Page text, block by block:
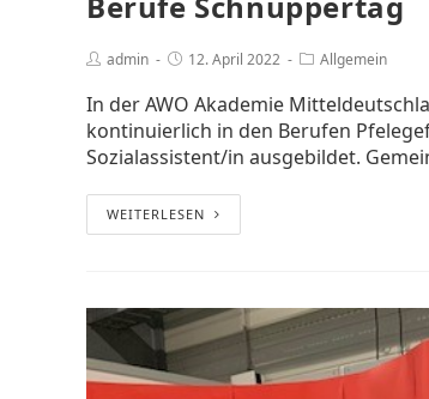
admin 12. April 2022 Allgemein
In der AWO Akademie
kontinuierlich in den Berufen
Sozialassistent/in ausgebildet.
WEITERLESEN